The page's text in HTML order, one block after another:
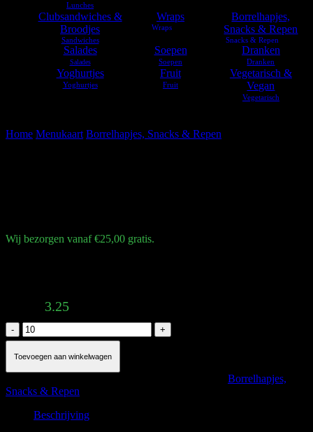
Clubsandwiches &
Broodjes
Wraps
Borrelhapjes,
Snacks & Repen
Salades
Soepen
Dranken
Yoghurtjes
Fruit
Vegetarisch &
Vegan
Home Menukaart Borrelhapjes, Snacks & Repen
Wij bezorgen vanaf €25,00 gratis.
3.25
Broodje
kroket
aantal
Toevoegen aan winkelwagen
Borrelhapjes,
Snacks & Repen
Beschrijving